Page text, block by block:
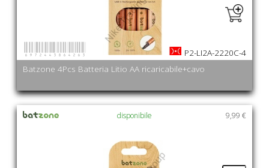
Batzone 4Pcs Batteria Litio AA ricaricabile+cavo
P2-LI2A-2220C-4
9,99 €
disponibile